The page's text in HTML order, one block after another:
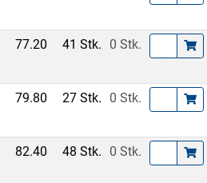
77.20 41 Stk. 0 Stk.
79.80 27 Stk. 0 Stk.
82.40 48 Stk. 0 Stk.